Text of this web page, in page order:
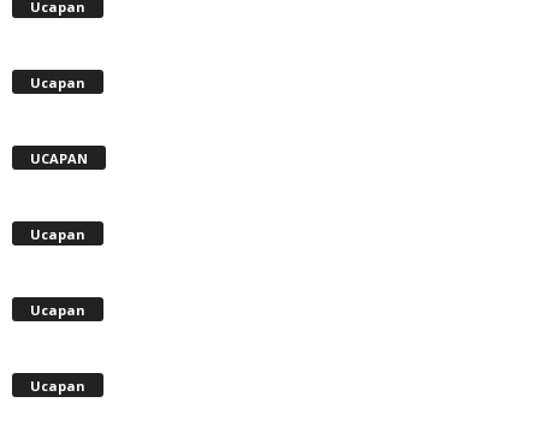
Ucapan
Ucapan
UCAPAN
Ucapan
Ucapan
Ucapan